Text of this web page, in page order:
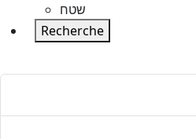
שטח
Recherche